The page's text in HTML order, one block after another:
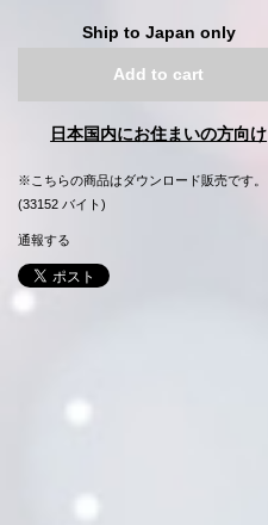
Ship to Japan only
Add to cart
日本国内にお住まいの方向け
※こちらの商品はダウンロード販売です。
(33152 バイト)
通報する